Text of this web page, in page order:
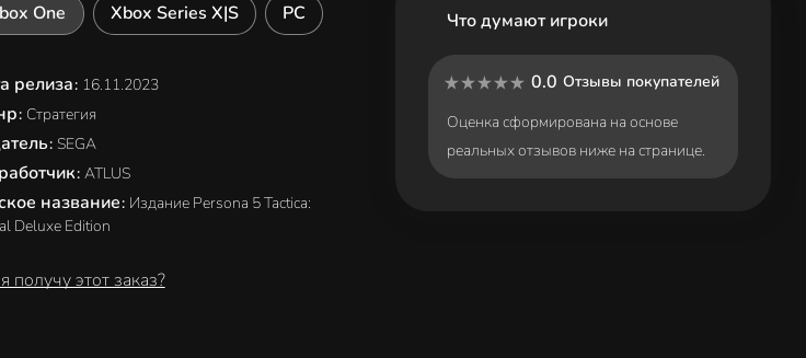
One Xbox Series X|S PC
релиза: 16.11.2023
: Стратегия
: SEGA
: ATLUS
название: Издание Persona 5 Tactica:
Deluxe Edition
получу этот заказ?
Что думают игроки
0.0 Отзывы покупателей
Оценка сформирована на основе
реальных отзывов ниже на странице.